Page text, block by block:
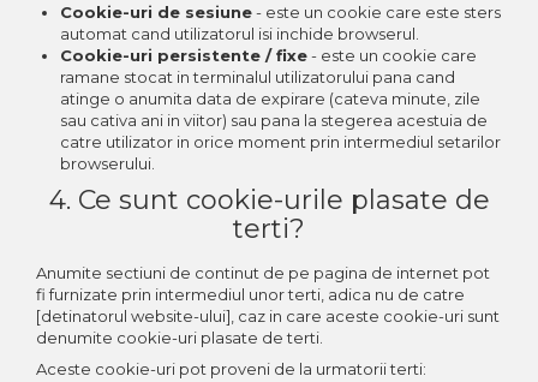
Cookie-uri de sesiune- este un cookie care este sters
automat cand utilizatorul isi inchide browserul.
Cookie-uri persistente / fixe- este un cookie care
ramane stocat in terminalul utilizatorului pana cand
atinge o anumita data de expirare (cateva minute, zile
sau cativa ani in viitor) sau pana la stegerea acestuia de
catre utilizator in orice moment prin intermediul setarilor
browserului.
4. Ce sunt cookie-urile plasate de
terti?
Anumite sectiuni de continut de pe pagina de internet pot
fi furnizate prin intermediul unor terti, adica nu de catre
[detinatorul website-ului], caz in care aceste cookie-uri sunt
denumite cookie-uri plasate de terti.
Aceste cookie-uri pot proveni de la urmatorii terti: